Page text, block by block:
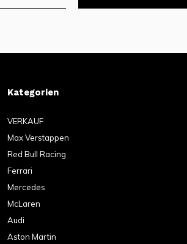
Kategorien
VERKAUF
Max Verstappen
Red Bull Racing
Ferrari
Mercedes
McLaren
Audi
Aston Martin